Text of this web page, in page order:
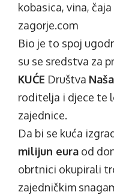
kobasica, vina,
zagorje.com
Bio je to spoj
su se sredstva za
KUĆE Društva
roditelja i djece te
zajednice.
Da bi se kuća
milijun eura od
obrtnici okupirali
zajedničkim